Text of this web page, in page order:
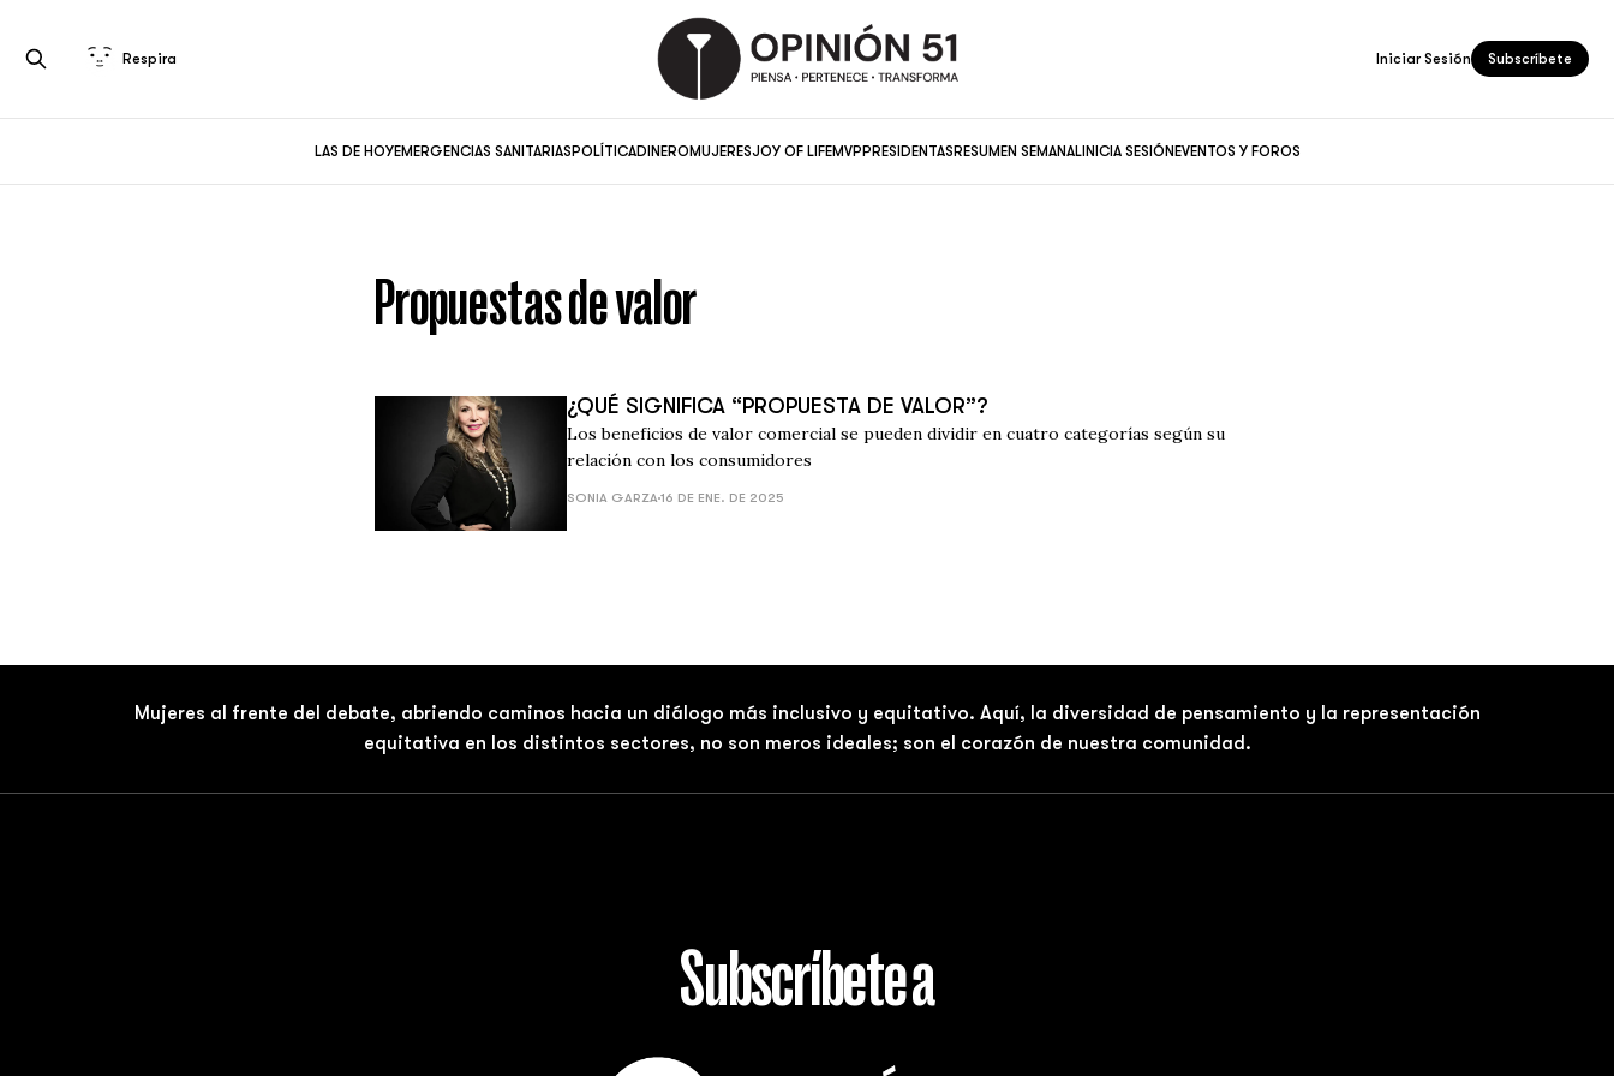
LAS DE HOYEMERGENCIAS SANITARIASPOLÍTICADINEROMUJERESJOY OF LIFEMVPPRESIDENTASRESUMEN SEMANALINICIA SESIÓNEVENTOS Y FOROS
Respira Iniciar Sesión Subscríbete
Propuestas de valor
¿QUÉ SIGNIFICA “PROPUESTA DE VALOR”?
Los beneficios de valor comercial se pueden dividir en cuatro categorías según su
relación con los consumidores
SONIA GARZA16 DE ENE. DE 2025
Mujeres al frente del debate, abriendo caminos hacia un diálogo más inclusivo y equitativo. Aquí, la diversidad de pensamiento y la representación
equitativa en los distintos sectores, no son meros ideales; son el corazón de nuestra comunidad.
Subscríbete a